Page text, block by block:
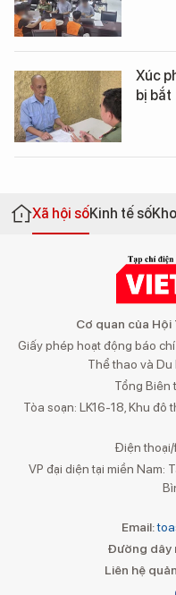
Xúc
bị bắt
Xã hội sốKinh tế số
Cơ quan của
Giấy phép hoạt động báo
Thể thao và
Tổng Biên
Tòa soạn: LK16-18, Khu đô
Điện
VP đại diện tại miền Nam:
Email:
Đường dây
Liên hệ